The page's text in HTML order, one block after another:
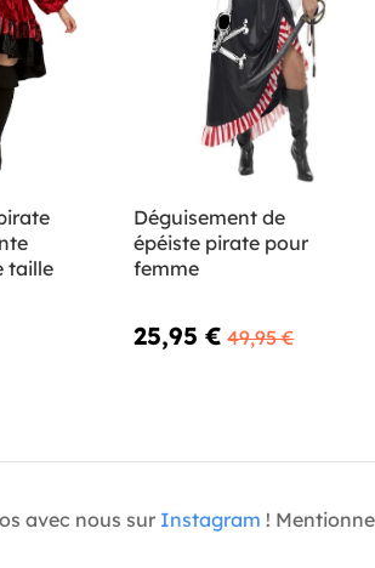
taille
Déguisement de
épéiste pirate pour
femme
25,95 € 49,95 €
avec nous sur Instagram !